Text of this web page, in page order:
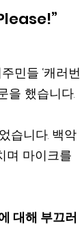
민들 ‘캐러번
을 했습니다.
습니다. 백악
며 마이크를
대해 부끄러